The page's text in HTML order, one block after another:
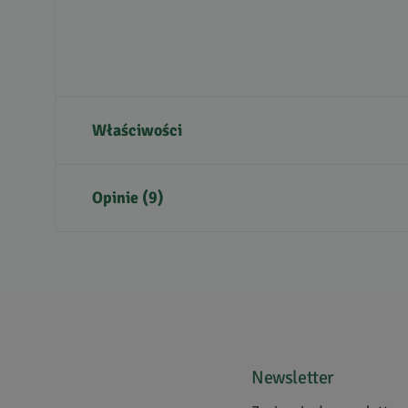
Właściwości
Krótki opis produktu
Opinie (9)
Newsletter